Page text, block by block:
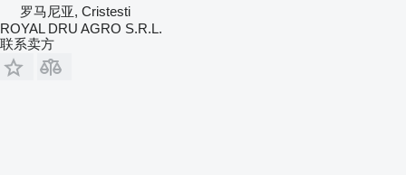
罗马尼亚, Cristesti
ROYAL DRU AGRO S.R.L.
联系卖方